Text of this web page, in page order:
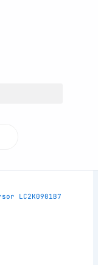
LC2K0901B7